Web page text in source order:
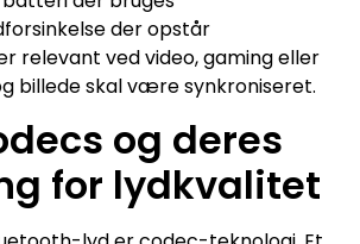
der opstår
relevant ved video, gaming eller
billede skal være synkroniseret.
og deres
for lydkvalitet